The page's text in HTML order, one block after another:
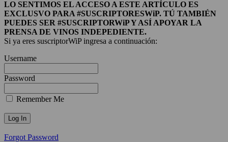
LO SENTIMOS EL ACCESO A ESTE ARTÍCULO ES
EXCLUSVO PARA #SUSCRIPTORESWiP. TÚ TAMBIÉN
PUEDES SER #SUSCRIPTORWiP Y ASÍ APOYAR LA
PRENSA DE VINOS INDEPEDIENTE.
Si ya eres suscriptorWiP ingresa a continuación:
Username
Password
Remember Me
Forgot Password